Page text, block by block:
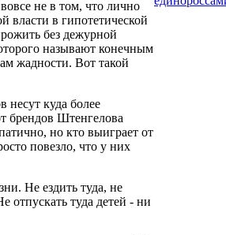
не в том, что лично
власти в гипотетической
без дежурной
называют конечным
жадности. Вот такой
несут куда более
брендов Штенгелова
но кто выиграет от
повезло, что у них
Не ездить туда, не
отпускать туда детей - ни